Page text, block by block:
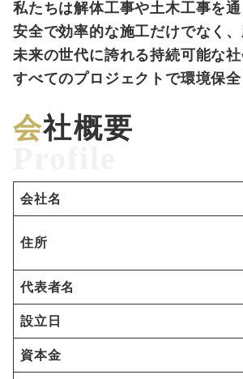
私たちは解体工事や土木工事を
安全で効率的な施工だけでなく
未来の世代に誇れる持続可能な
すべてのプロジェクトで環境保
会社概要
会社名
住所
代表者名
設立日
資本金